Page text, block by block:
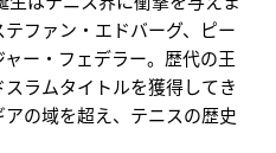
ファン・エドバーグ、ピー
ー・フェデラー。歴代の王
ラムタイトルを獲得してき
の域を超え、テニスの歴史